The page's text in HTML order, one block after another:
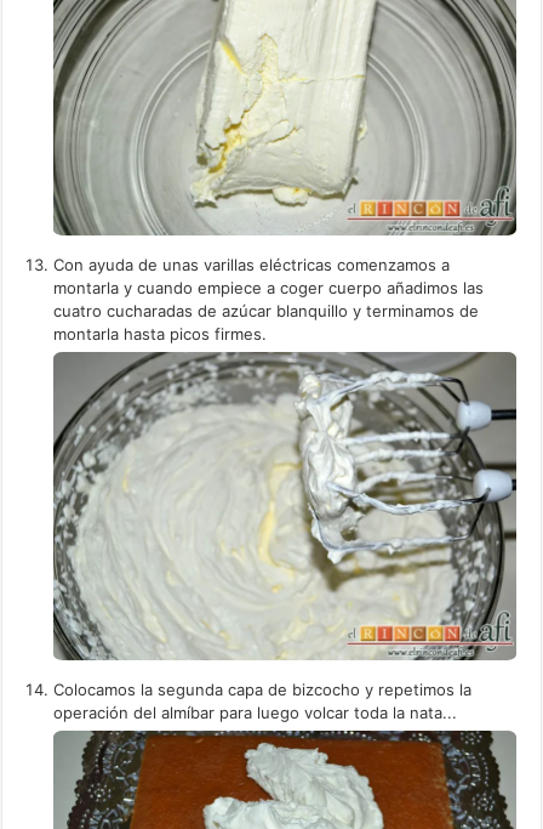
Con ayuda de unas varillas eléctricas comenzamos a
montarla y cuando empiece a coger cuerpo añadimos las
cuatro cucharadas de azúcar blanquillo y terminamos de
montarla hasta picos firmes.
Colocamos la segunda capa de bizcocho y repetimos la
operación del almíbar para luego volcar toda la nata...